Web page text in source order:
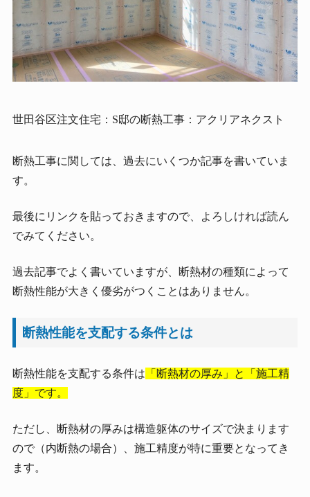
世田谷区注文住宅：S邸の断熱工事：アクリアネクスト
断熱工事に関しては、過去にいくつか記事を書いていま
す。
最後にリンクを貼っておきますので、よろしければ読ん
でみてください。
過去記事でよく書いていますが、断熱材の種類によって
断熱性能が大きく優劣がつくことはありません。
断熱性能を支配する条件とは
断熱性能を支配する条件は 「断熱材の厚み」と「施工精
度」です。
ただし、断熱材の厚みは構造躯体のサイズで決まります
ので（内断熱の場合）、施工精度が特に重要となってき
ます。